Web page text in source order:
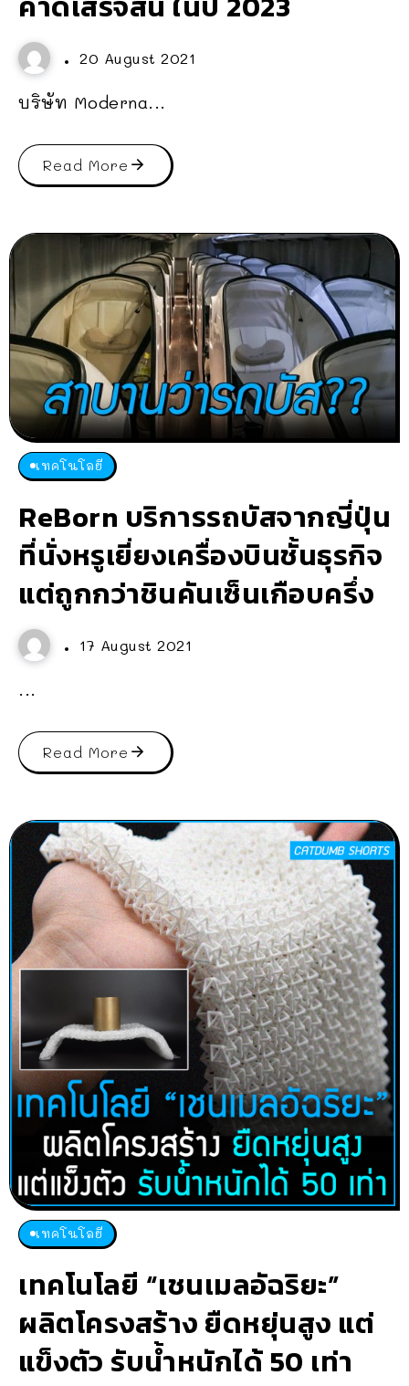
20 August 2021
บริษัท Moderna...
Read More
เทคโนโลยี
ReBorn บริการรถบัสจากญี่ปุ่น
ที่นั่งหรูเยี่ยงเครื่องบินชั้นธุรกิจ
แต่ถูกกว่าชินคันเซ็นเกือบครึ่ง
17 August 2021
...
Read More
เทคโนโลยี
เทคโนโลยี “เชนเมลอัฉริยะ”
ผลิตโครงสร้าง ยืดหยุ่นสูง แต่
แข็งตัว รับน้ำหนักได้ 50 เท่า